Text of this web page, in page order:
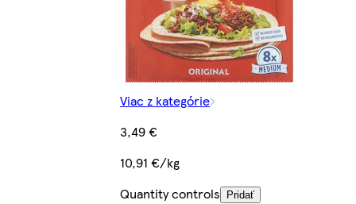
Viac z kategórie
3,49 €
10,91 €/kg
Quantity controls
Pridať